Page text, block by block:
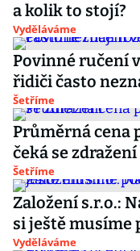
a kolik to stojí?
Vyděláváme
Povinné ručení
řidiči často
Šetříme
Průměrná cena
čeká se zdražení
Šetříme
Založení s.r.o.:
si ještě musíme
Vyděláváme